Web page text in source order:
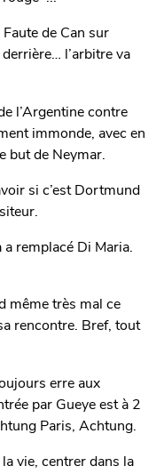
de Can sur
l’arbitre va
l’Argentine contre
immonde, avec en
but de Neymar.
si c’est Dortmund
remplacé Di Maria.
même très mal ce
rencontre. Bref, tout
erre aux
par Gueye est à 2
Paris, Achtung.
vie, centrer dans la